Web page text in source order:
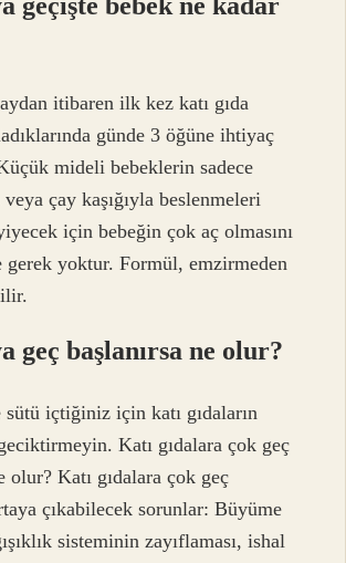
geçişte bebek ne kadar
itibaren ilk kez katı gıda
günde 3 öğüne ihtiyaç
mideli bebeklerin sadece
çay kaşığıyla beslenmeleri
için bebeğin çok aç olmasını
gerek yoktur. Formül, emzirmeden
geç başlanırsa ne olur?
sütü içtiğiniz için katı gıdaların
Katı gıdalara çok geç
olur? Katı gıdalara çok geç
çıkabilecek sorunlar: Büyüme
sisteminin zayıflaması, ishal